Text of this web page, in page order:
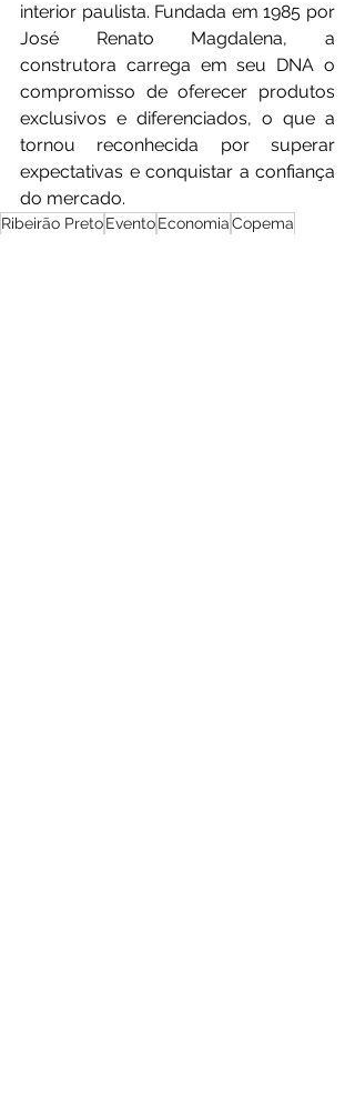
interior paulista. Fundada em 1985 por
José Renato Magdalena, a
construtora carrega em seu DNA o
compromisso de oferecer produtos
exclusivos e diferenciados, o que a
tornou reconhecida por superar
expectativas e conquistar a confiança
do mercado.
Ribeirão PretoEventoEconomiaCopema